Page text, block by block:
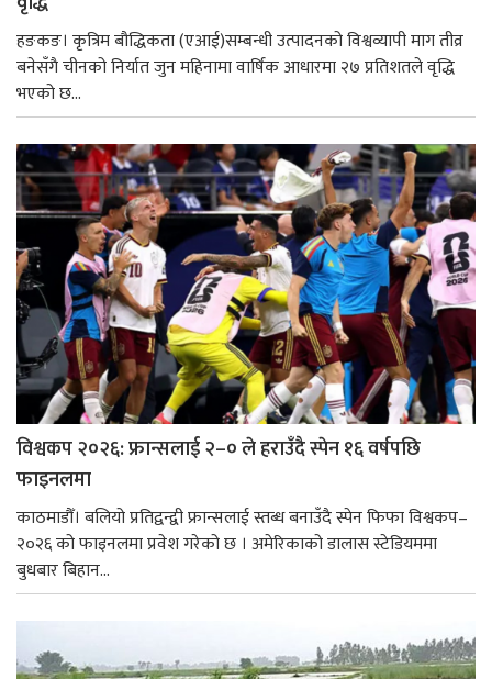
हङकङ। कृत्रिम बौद्धिकता (एआई)सम्बन्धी उत्पादनको विश्वव्यापी माग तीव्र
बनेसँगै चीनको निर्यात जुन महिनामा वार्षिक आधारमा २७ प्रतिशतले वृद्धि
भएको छ...
विश्वकप २०२६: फ्रान्सलाई २–० ले हराउँदै स्पेन १६ वर्षपछि
फाइनलमा
काठमाडौँ। बलियो प्रतिद्वन्द्वी फ्रान्सलाई स्तब्ध बनाउँदै स्पेन फिफा विश्वकप–
२०२६ को फाइनलमा प्रवेश गरेको छ । अमेरिकाको डालास स्टेडियममा
बुधबार बिहान...